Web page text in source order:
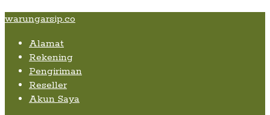
Skip
content
Skip
navigation
Skip
content
warungarsip.co
Alamat
Rekening
Pengiriman
Reseller
Akun Saya